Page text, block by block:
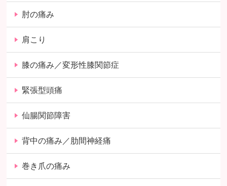
肘の痛み
肩こり
膝の痛み／変形性膝関節症
緊張型頭痛
仙腸関節障害
背中の痛み／肋間神経痛
巻き爪の痛み